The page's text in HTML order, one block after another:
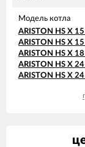
Модель котла
ARISTON HS X 15
ARISTON HS X 15
ARISTON HS X 18
ARISTON HS X 24
ARISTON HS X 24